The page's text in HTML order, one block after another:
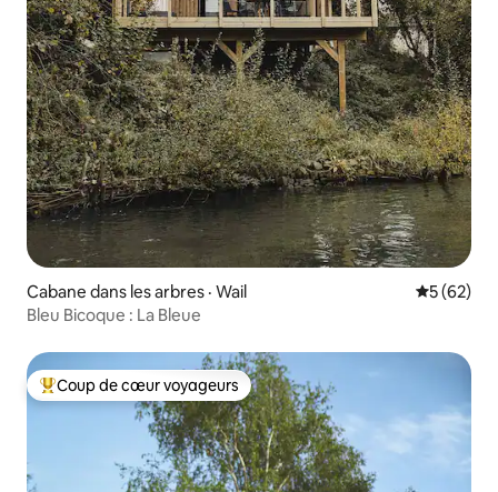
Cabane dans les arbres · Wail Note
5 (62)
Bleu Bicoque : La Bleue
Coup de cœur voyageurs parmi les plus aimés
Coup de cœur voyageurs